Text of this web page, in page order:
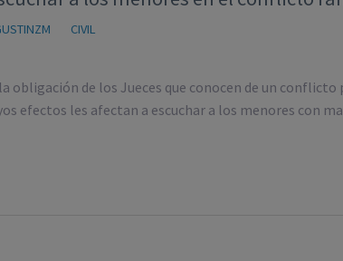
CIVIL
obligación de los Jueces que conocen de un
efectos les afectan a escuchar a los menores con